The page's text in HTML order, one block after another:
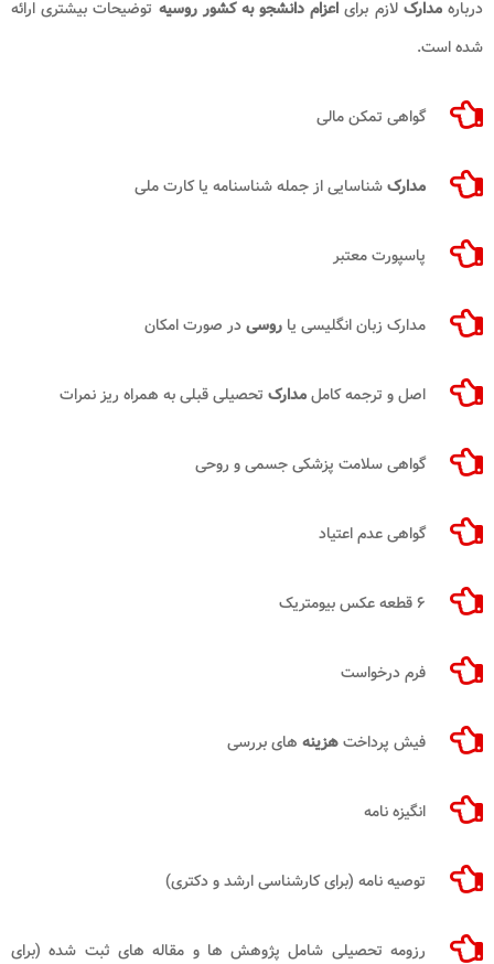
دربارهمدارک لازم برای اعزام دانشجو به کشور روسیه توضیحات بیشتری ارائه
شده است.
گواهی تمکن مالی
مدارکشناسایی از جمله شناسنامه یا کارت ملی
پاسپورت معتبر
مدارک زبان انگلیسی یا روسیدر صورت امکان
اصل و ترجمه کاملمدارک تحصیلی قبلی به همراه ریز نمرات
گواهی سلامت پزشکی جسمی و روحی
گواهی عدم اعتیاد
۶ قطعه عکس بیومتریک
فرم درخواست
فیش پرداختهزینه های بررسی
انگیزه نامه
توصیه نامه (برای کارشناسی ارشد و دکتری)
رزومه تحصیلی شامل پژوهش ها و مقاله های ثبت شده (برای